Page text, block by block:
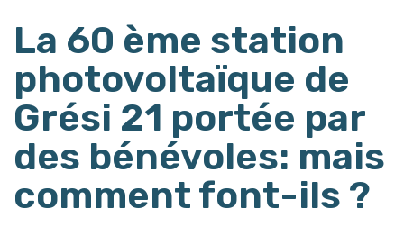
La 60 ème station
photovoltaïque de
Grési 21 portée par
des bénévoles: mais
comment font-ils ?